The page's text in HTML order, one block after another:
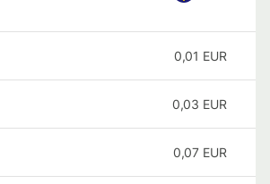
0,01 EUR
0,03 EUR
0,07 EUR